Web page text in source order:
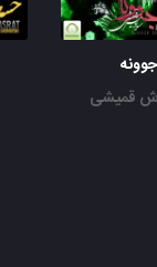
جوونه
قمیشی